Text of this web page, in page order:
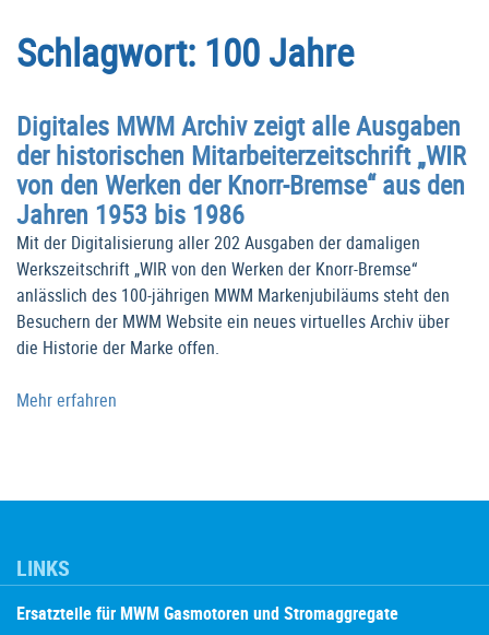
Schlagwort: 100 Jahre
Digitales MWM Archiv zeigt alle Ausgaben
der historischen Mitarbeiterzeitschrift „WIR
von den Werken der Knorr-Bremse“ aus den
Jahren 1953 bis 1986
Mit der Digitalisierung aller 202 Ausgaben der damaligen
Werkszeitschrift „WIR von den Werken der Knorr-Bremse“
anlässlich des 100-jährigen MWM Markenjubiläums steht den
Besuchern der MWM Website ein neues virtuelles Archiv über
die Historie der Marke offen.
Mehr erfahren
LINKS
Ersatzteile für MWM Gasmotoren und Stromaggregate